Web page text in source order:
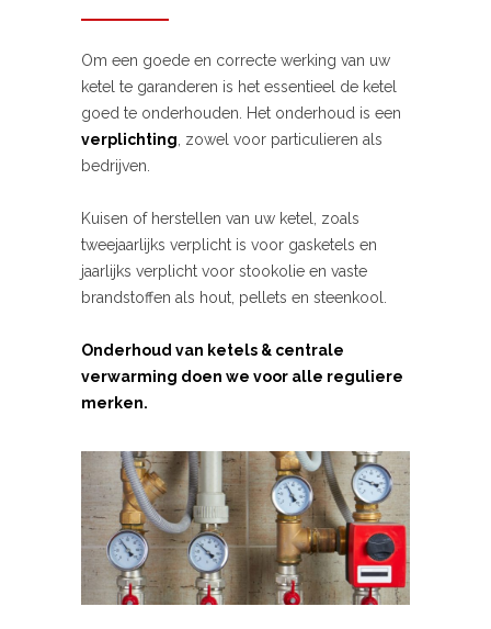
Om een goede en correcte werking van uw
ketel te garanderen is het essentieel de ketel
goed te onderhouden. Het onderhoud is een
verplichting , zowel voor particulieren als
bedrijven.
Kuisen of herstellen van uw ketel, zoals
tweejaarlijks verplicht is voor gasketels en
jaarlijks verplicht voor stookolie en vaste
brandstoffen als hout, pellets en steenkool.
Onderhoud van ketels & centrale
verwarming doen we voor alle reguliere
merken.